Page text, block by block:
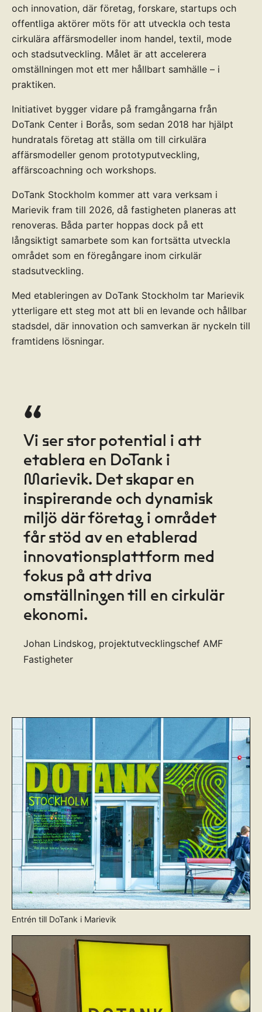
och innovation, där företag, forskare, startups och
offentliga aktörer möts för att utveckla och testa
cirkulära affärsmodeller inom handel, textil, mode
och stadsutveckling. Målet är att accelerera
omställningen mot ett mer hållbart samhälle – i
praktiken.
Initiativet bygger vidare på framgångarna från
DoTank Center i Borås, som sedan 2018 har hjälpt
hundratals företag att ställa om till cirkulära
affärsmodeller genom prototyputveckling,
affärscoachning och workshops.
DoTank Stockholm kommer att vara verksam i
Marievik fram till 2026, då fastigheten planeras att
renoveras. Båda parter hoppas dock på ett
långsiktigt samarbete som kan fortsätta utveckla
området som en föregångare inom cirkulär
stadsutveckling.
Med etableringen av DoTank Stockholm tar Marievik
ytterligare ett steg mot att bli en levande och hållbar
stadsdel, där innovation och samverkan är nyckeln till
framtidens lösningar.
“
Vi ser stor potential i att
etablera en DoTank i
Marievik. Det skapar en
inspirerande och dynamisk
miljö där företag i området
får stöd av en etablerad
innovationsplattform med
fokus på att driva
omställningen till en cirkulär
ekonomi.
Johan Lindskog, projektutvecklingschef AMF
Fastigheter
Entrén till DoTank i Marievik